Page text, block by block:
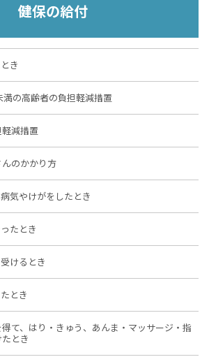
健保の給付
き
満の高齢者の負担軽減措置
減措置
のかかり方
気やけがをしたとき
たとき
けるとき
とき
て、はり・きゅう、あんま・マッサージ・指
とき